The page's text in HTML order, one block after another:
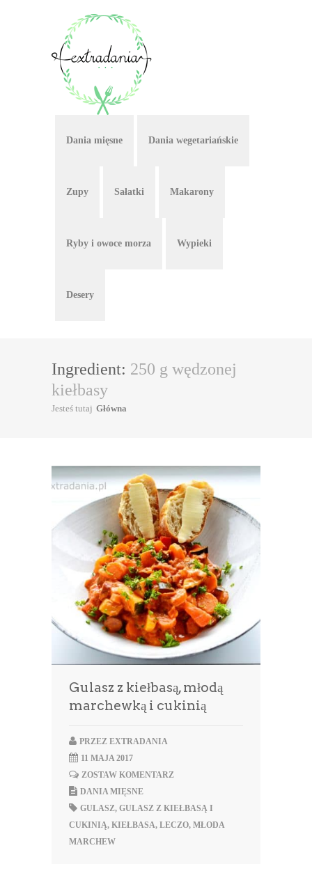
Dania mięsne Dania wegetariańskie
Zupy Sałatki Makarony
Ryby i owoce morza Wypieki
Desery
Ingredient: 250 g wędzonej
kiełbasy
Jesteś tutaj Główna
Gulasz z kiełbasą, młodą
marchewką i cukinią
PRZEZ EXTRADANIA
11 MAJA 2017
ZOSTAW KOMENTARZ
DANIA MIĘSNE
GULASZ, GULASZ Z KIEŁBASĄ I
CUKINIĄ, KIEŁBASA, LECZO, MŁODA
MARCHEW